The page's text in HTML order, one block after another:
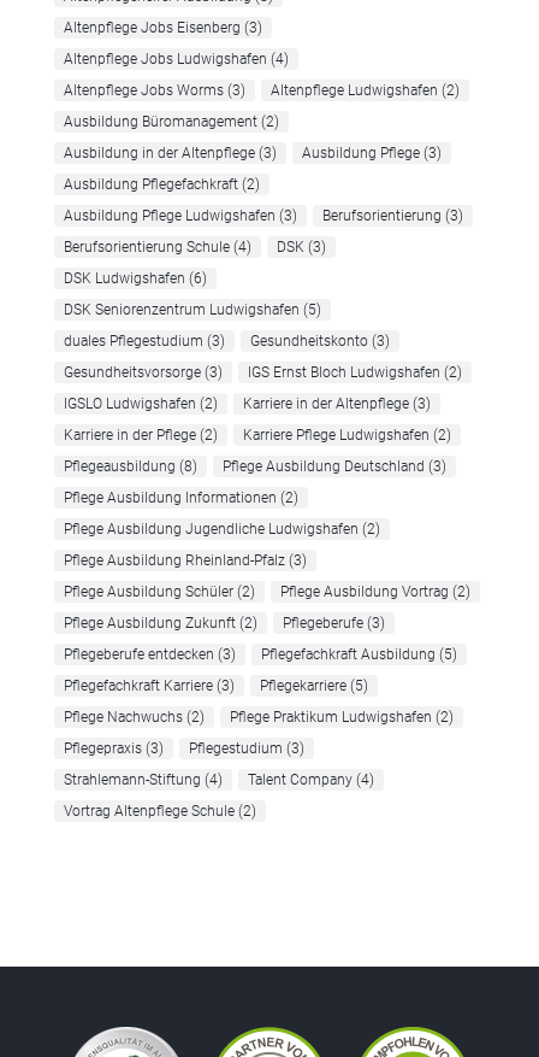
Altenpflege Jobs Eisenberg (3)
Altenpflege Jobs Ludwigshafen (4)
Altenpflege Jobs Worms(3) Altenpflege Ludwigshafen (2)
Ausbildung Büromanagement(2)
Ausbildung in der Altenpflege(3) Ausbildung Pflege(3)
Ausbildung Pflegefachkraft(2)
Ausbildung Pflege Ludwigshafen (3) Berufsorientierung (3)
Berufsorientierung Schule(4) DSK (3)
DSK Ludwigshafen (6)
DSK Seniorenzentrum Ludwigshafen (5)
duales Pflegestudium (3) Gesundheitskonto(3)
Gesundheitsvorsorge(3) IGS Ernst Bloch Ludwigshafen (2)
IGSLO Ludwigshafen (2) Karriere in der Altenpflege(3)
Karriere in der Pflege(2) Karriere Pflege Ludwigshafen (2)
Pflegeausbildung (8) Pflege Ausbildung Deutschland (3)
Pflege Ausbildung Informationen (2)
Pflege Ausbildung Jugendliche Ludwigshafen (2)
Pflege Ausbildung Rheinland-Pfalz(3)
Pflege Ausbildung Schüler(2) Pflege Ausbildung Vortrag (2)
Pflege Ausbildung Zukunft(2) Pflegeberufe(3)
Pflegeberufe entdecken (3) Pflegefachkraft Ausbildung (5)
Pflegefachkraft Karriere(3) Pflegekarriere(5)
Pflege Nachwuchs(2) Pflege Praktikum Ludwigshafen (2)
Pflegepraxis(3) Pflegestudium (3)
Strahlemann-Stiftung (4) Talent Company(4)
Vortrag Altenpflege Schule(2)